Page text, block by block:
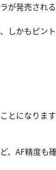
が発売され
しかもピン
とになりま
、AF精度も